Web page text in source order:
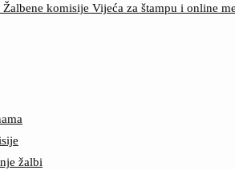
Žalbene komisije Vijeća za štampu i online
žalbi